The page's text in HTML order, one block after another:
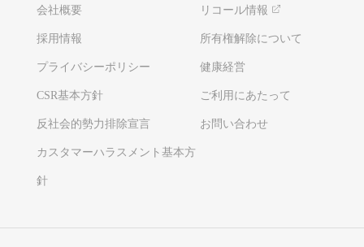
会社概要 リコール情報
採用情報 所有権解除について
プライバシーポリシー 健康経営
CSR基本方針 ご利用にあたって
反社会的勢力排除宣言 お問い合わせ
カスタマーハラスメント基本方
針